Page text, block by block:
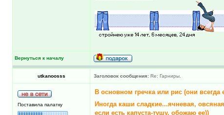
Вернуться к началу
utkanoosss Заголовок сообщения: Re: Гарниры.
Поставила палатку
В основном гречка или рис (они
Иногда каши сладкие...ячневая,
если есть капуста-тушу, обожаю ее))